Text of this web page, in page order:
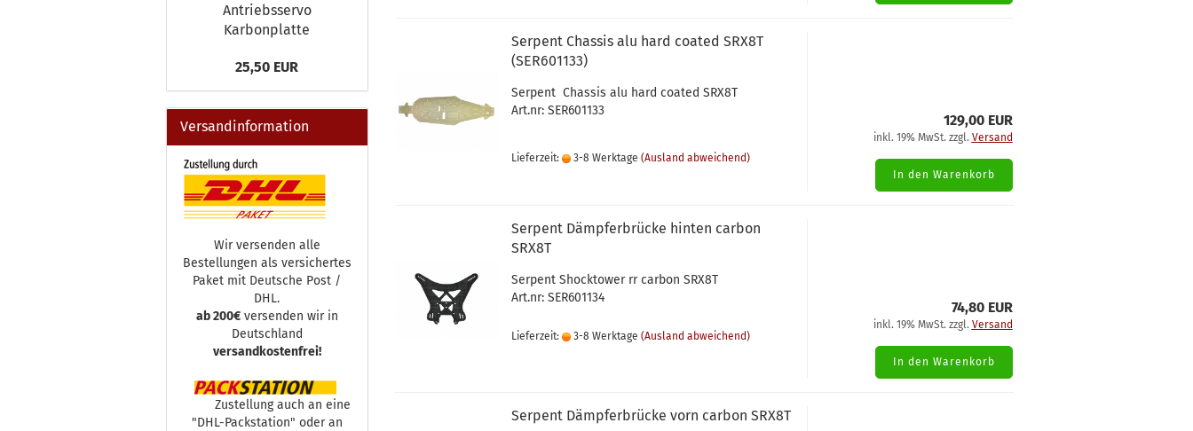
Serpent Chassis alu hard coated SRX8T
(SER601133)
Serpent Chassis alu hard coated SRX8T
Art.nr: SER601133
Lieferzeit: 3-8 Werktage (Ausland abweichend)
129,00 EUR
inkl. 19% MwSt. zzgl. Versand
In den Warenkorb
Serpent Dämpferbrücke hinten carbon
SRX8T
Serpent Shocktower rr carbon SRX8T
Art.nr: SER601134
Lieferzeit: 3-8 Werktage (Ausland abweichend)
74,80 EUR
inkl. 19% MwSt. zzgl. Versand
In den Warenkorb
Serpent Dämpferbrücke vorn carbon SRX8T
Antriebsservo
Karbonplatte
25,50 EUR
Versandinformation
Wir versenden alle
Bestellungen als versichertes
Paket mit Deutsche Post /
DHL.
ab 200€versenden wir in
Deutschland
versandkostenfrei!
Zustellung auch an eine
"DHL-Packstation" oder an